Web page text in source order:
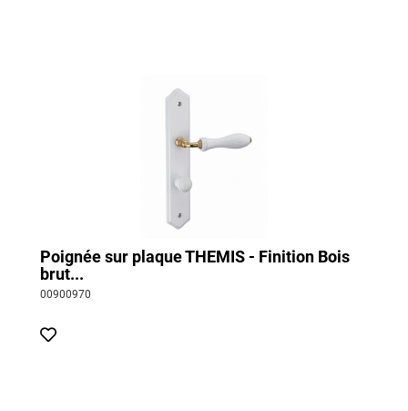
Poignée sur plaque THEMIS - Finition Bois
brut...
00900970